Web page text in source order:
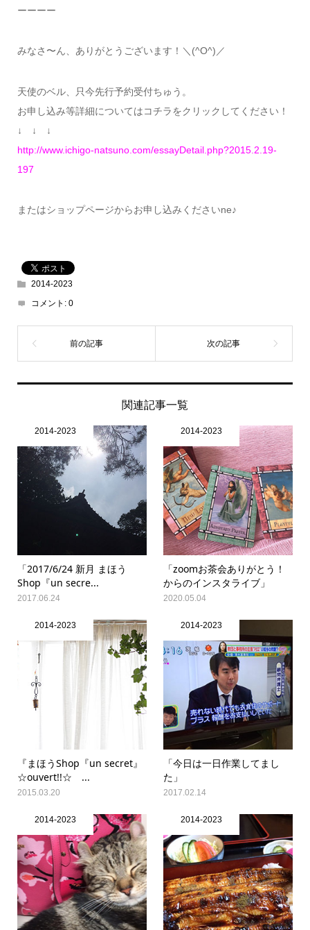
ーーーー
みなさ〜ん、ありがとうございます！＼(^O^)／
天使のベル、只今先行予約受付ちゅう。
お申し込み等詳細についてはコチラをクリックしてください！
↓ ↓ ↓
http://www.ichigo-natsuno.com/essayDetail.php?2015.2.19-
197
またはショップページからお申し込みくださいne♪
2014-2023
コメント: 0
関連記事一覧
2014-2023
「2017/6/24 新月 まほう
Shop『un secre...
2017.06.24
2014-2023
「zoomお茶会ありがとう！
からのインスタライブ」
2020.05.04
2014-2023
『まほうShop『un secret』
☆ouvert!!☆ ...
2015.03.20
2014-2023
「今日は一日作業してまし
た」
2017.02.14
2014-2023 2014-2023